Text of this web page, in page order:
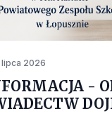
lipca 2026
-